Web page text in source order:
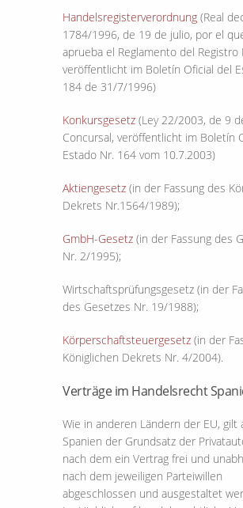
Handelsregisterverordnung (Real
1784/1996, de 19 de julio, por el
aprueba el Reglamento del Registro
veröffentlicht im Boletín Oficial del
184 de 31/7/1996)
Konkursgesetz (Ley 22/2003, de 9
Concursal, veröffentlicht im Boletín
Estado Nr. 164 vom 10.7.2003)
Aktiengesetz (in der Fassung des
Dekrets Nr.1564/1989);
GmbH-Gesetz (in der Fassung des
Nr. 2/1995);
Wirtschaftsprüfungsgesetz (in der
des Gesetzes Nr. 19/1988);
Körperschaftsteuergesetz (in der
Königlichen Dekrets Nr. 4/2004).
Verträge im Handelsrecht
Wie in anderen Ländern der EU, gilt
Spanien der Grundsatz der
nach dem ein Vertrag frei und
nach dem jeweiligen Parteiwillen
abgeschlossen und ausgestaltet